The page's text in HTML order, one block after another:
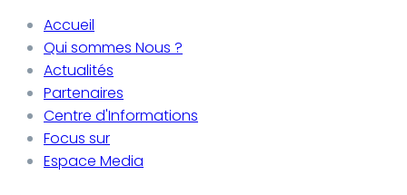
Accueil
Qui sommes Nous ?
Actualités
Partenaires
Centre d'Informations
Focus sur
Espace Media